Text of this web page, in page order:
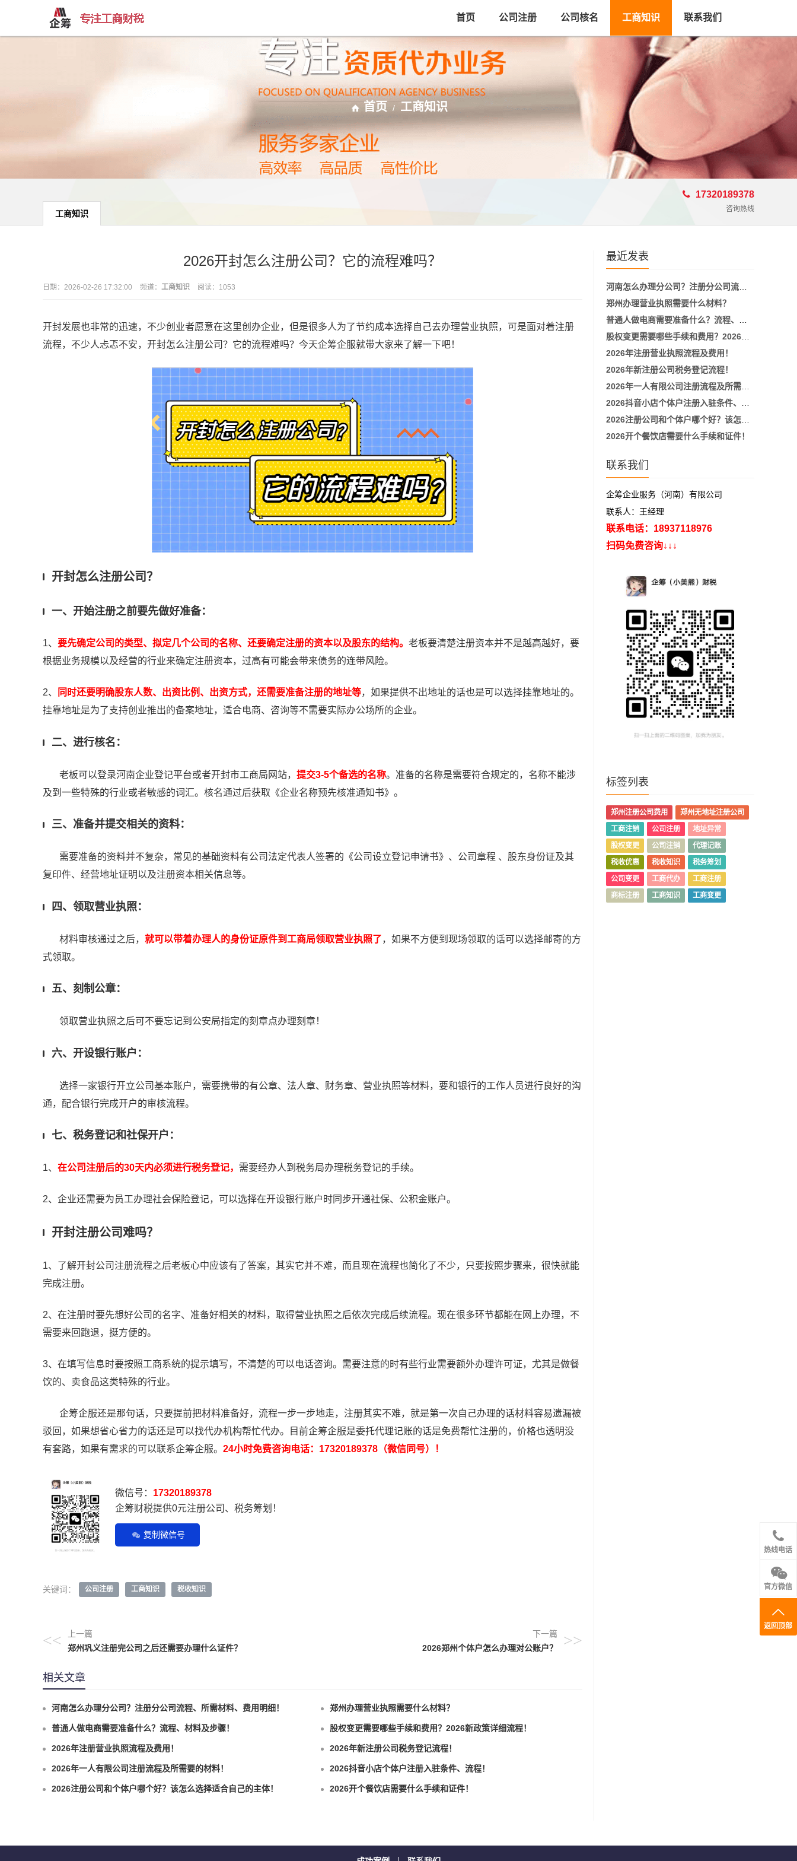
首页 公司注册 公司核名 工商知识 联系我们
首页 / 工商知识
工商知识
17320189378
咨询热线
最近发表
郑州办理营业执照需要什么材料？
2026年注册营业执照流程及费用！
2026年新注册公司税务登记流程！
2026开个餐饮店需要什么手续和证件！
联系我们
企筹企业服务（河南）有限公司
联系人：王经理
联系电话：18937118976
扫码免费咨询↓↓↓
标签列表
郑州注册公司费用
郑州无地址注册公司
工商注销
公司注册
地址异常
股权变更
公司注销
代理记账
税收优惠
税收知识
税务筹划
公司变更
工商代办
工商注册
商标注册
工商知识 工商变更
2026开封怎么注册公司？它的流程难吗？
日期： 2026-02-26 17:32:00 频道： 工商知识 阅读：1053
开封发展也非常的迅速，不少创业者愿意在这里创办企业，但是很多人为了节约成本选择自己去办理营业执照，可是面对着注册
流程，不少人忐忑不安，开封怎么注册公司？它的流程难吗？今天企筹企服就带大家来了解一下吧！
开封怎么注册公司？
一、开始注册之前要先做好准备：
1、 要先确定公司的类型、拟定几个公司的名称、还要确定注册的资本以及股东的结构。 老板要清楚注册资本并不是越高越好，要
根据业务规模以及经营的行业来确定注册资本，过高有可能会带来债务的连带风险。
2、 同时还要明确股东人数、出资比例、出资方式，还需要准备注册的地址等，如果提供不出地址的话也是可以选择挂靠地址的。
挂靠地址是为了支持创业推出的备案地址，适合电商、咨询等不需要实际办公场所的企业。
二、进行核名：
老板可以登录河南企业登记平台或者开封市工商局网站， 提交3-5个备选的名称。准备的名称是需要符合规定的，名称不能涉
及到一些特殊的行业或者敏感的词汇。核名通过后获取《企业名称预先核准通知书》。
三、准备并提交相关的资料：
需要准备的资料并不复杂，常见的基础资料有公司法定代表人签署的《公司设立登记申请书》、公司章程 、股东身份证及其
复印件、经营地址证明以及注册资本相关信息等。
四、领取营业执照：
材料审核通过之后， 就可以带着办理人的身份证原件到工商局领取营业执照了，如果不方便到现场领取的话可以选择邮寄的方
式领取。
五、刻制公章：
领取营业执照之后可不要忘记到公安局指定的刻章点办理刻章！
六、开设银行账户：
选择一家银行开立公司基本账户，需要携带的有公章、法人章、财务章、营业执照等材料，要和银行的工作人员进行良好的沟
通，配合银行完成开户的审核流程。
七、税务登记和社保开户：
1、 在公司注册后的30天内必须进行税务登记， 需要经办人到税务局办理税务登记的手续。
2、企业还需要为员工办理社会保险登记，可以选择在开设银行账户时同步开通社保、公积金账户。
开封注册公司难吗？
1、了解开封公司注册流程之后老板心中应该有了答案，其实它并不难，而且现在流程也简化了不少，只要按照步骤来，很快就能
完成注册。
2、在注册时要先想好公司的名字、准备好相关的材料，取得营业执照之后依次完成后续流程。现在很多环节都能在网上办理，不
需要来回跑退，挺方便的。
3、在填写信息时要按照工商系统的提示填写，不清楚的可以电话咨询。需要注意的时有些行业需要额外办理许可证，尤其是做餐
饮的、卖食品这类特殊的行业。
企筹企服还是那句话，只要提前把材料准备好，流程一步一步地走，注册其实不难，就是第一次自己办理的话材料容易遗漏被
驳回，如果想省心省力的话还是可以找代办机构帮忙代办。目前企筹企服是委托代理记账的话是免费帮忙注册的，价格也透明没
有套路，如果有需求的可以联系企筹企服。 24小时免费咨询电话：17320189378（微信同号）！
微信号： 17320189378
企筹财税提供0元注册公司、税务筹划！
复制微信号
关键词： 公司注册 工商知识 税收知识
<<
上一篇
郑州巩义注册完公司之后还需要办理什么证件？
下一篇
​2026郑州个体户怎么办理对公账户？
>>
相关文章
河南怎么办理分公司？注册分公司流程、所需材料、费用明细！ 郑州办理营业执照需要什么材料？
普通人做电商需要准备什么？流程、材料及步骤！ 股权变更需要哪些手续和费用？2026新政策详细流程！
2026年注册营业执照流程及费用！ 2026年新注册公司税务登记流程！
2026年一人有限公司注册流程及所需要的材料！ 2026抖音小店个体户注册入驻条件、流程！
2026注册公司和个体户哪个好？该怎么选择适合自己的主体！ 2026开个餐饮店需要什么手续和证件！
热线电话
官方微信
返回顶部